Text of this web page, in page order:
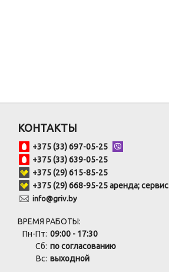
КОНТАКТЫ
+375 (33) 697-05-25
+375 (33) 639-05-25
+375 (29) 615-85-25
+375 (29) 668-95-25 аренда; сервис
info@griv.by
ВРЕМЯ РАБОТЫ:
Пн-Пт: 09:00 - 17:30
Сб: по согласованию
Вс: выходной